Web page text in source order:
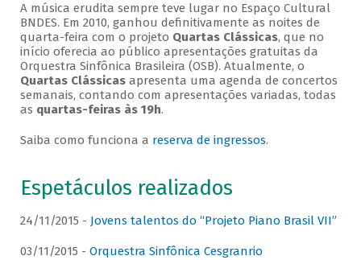
A música erudita sempre teve lugar no Espaço Cultural
BNDES. Em 2010, ganhou definitivamente as noites de
quarta-feira com o projeto Quartas Clássicas, que no
início oferecia ao público apresentações gratuitas da
Orquestra Sinfônica Brasileira (OSB). Atualmente, o
Quartas Clássicasapresenta uma agenda de concertos
semanais, contando com apresentações variadas, todas
as quartas-feiras às 19h.
Saiba como funciona a reserva de ingressos.
Espetáculos realizados
24/11/2015 - Jovens talentos do “Projeto Piano Brasil VII”
03/11/2015 - Orquestra Sinfônica Cesgranrio